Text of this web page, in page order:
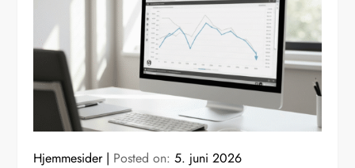
Hjemmesider Posted on:5. juni 2026